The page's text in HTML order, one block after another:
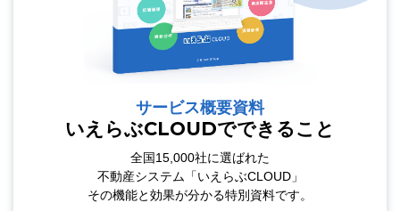
サービス概要資料
いえらぶCLOUDでできること
全国15,000社に選ばれた
不動産システム「いえらぶCLOUD」
その機能と効果が分かる特別資料です。